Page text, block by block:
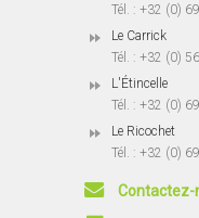
Tél. : +32 (0)
Le Carrick
Tél. : +32 (0)
L'Étincelle
Tél. : +32 (0)
Le Ricochet
Tél. : +32 (0)
Contactez-